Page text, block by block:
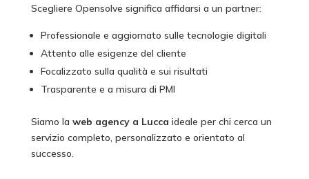
Scegliere Opensolve significa affidarsi a un partner:
Professionale e aggiornato sulle tecnologie digitali
Attento alle esigenze del cliente
Focalizzato sulla qualità e sui risultati
Trasparente e a misura di PMI
Siamo la web agency a Lucca ideale per chi cerca un
servizio completo, personalizzato e orientato al
successo.